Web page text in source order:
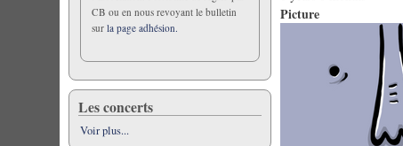
Picture
CB ou en nous revoyant le bulletin
surla page adhésion.
Les concerts
Voir plus...